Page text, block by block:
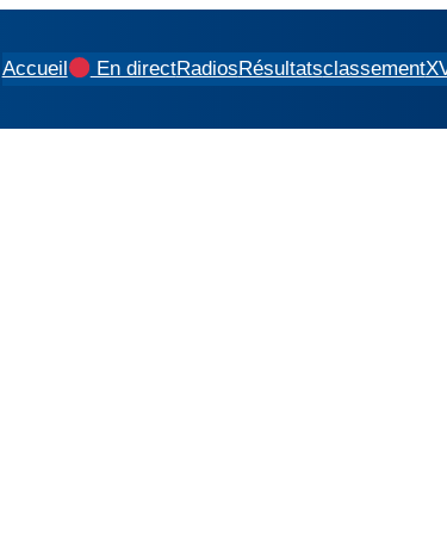
Accueil En directRadiosRésultatsclassement